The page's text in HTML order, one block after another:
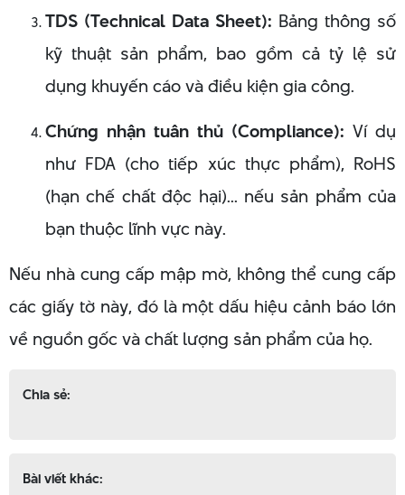
TDS (Technical Data Sheet): Bảng thông số
kỹ thuật sản phẩm, bao gồm cả tỷ lệ sử
dụng khuyến cáo và điều kiện gia công.
Chứng nhận tuân thủ (Compliance): Ví dụ
như FDA (cho tiếp xúc thực phẩm), RoHS
(hạn chế chất độc hại)... nếu sản phẩm của
bạn thuộc lĩnh vực này.
Nếu nhà cung cấp mập mờ, không thể cung cấp
các giấy tờ này, đó là một dấu hiệu cảnh báo lớn
về nguồn gốc và chất lượng sản phẩm của họ.
Chia sẻ:
Bài viết khác: